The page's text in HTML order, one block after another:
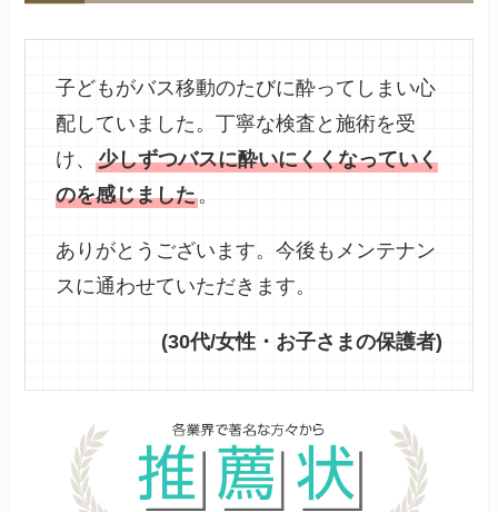
子どもがバス移動のたびに酔ってしまい心
配していました。丁寧な検査と施術を受
け、少しずつバスに酔いにくくなっていく
のを感じました。
ありがとうございます。今後もメンテナン
スに通わせていただきます。
(30代/女性・お子さまの保護者)